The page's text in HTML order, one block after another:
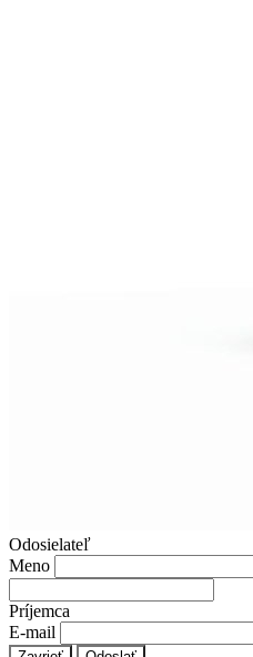
Odosielateľ
Meno
Príjemca
E-mail